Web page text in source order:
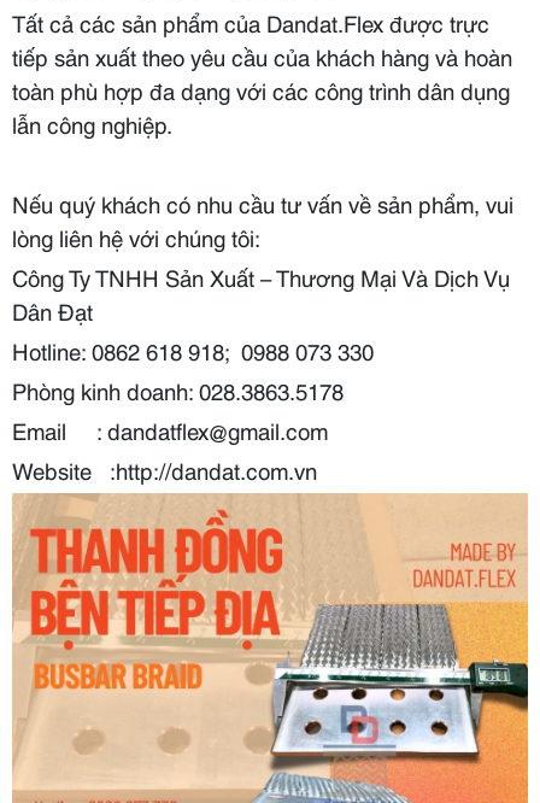
Tất cả các sản phẩm của Dandat.Flex được trực
tiếp sản xuất theo yêu cầu của khách hàng và hoàn
toàn phù hợp đa dạng với các công trình dân dụng
lẫn công nghiệp.
Nếu quý khách có nhu cầu tư vấn về sản phẩm, vui
lòng liên hệ với chúng tôi:
Công Ty TNHH Sản Xuất – Thương Mại Và Dịch Vụ
Dân Đạt
Hotline: 0862 618 918; 0988 073 330
Phòng kinh doanh: 028.3863.5178
Email
: dandatflex@gmail.com
Website :http://dandat.com.vn